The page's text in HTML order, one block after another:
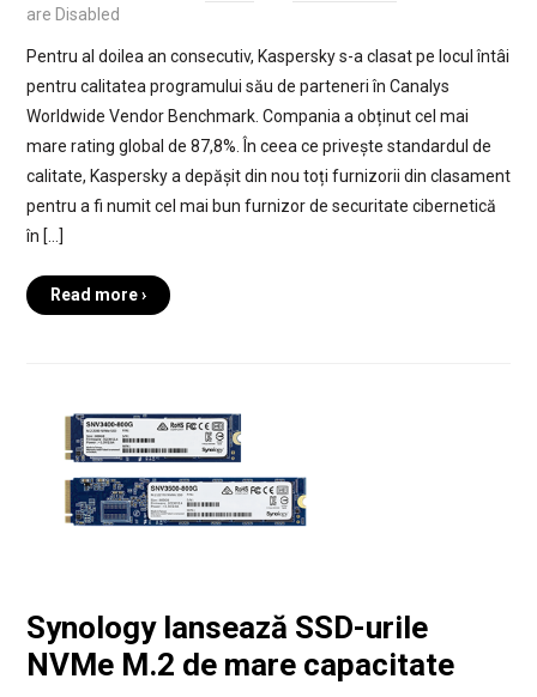
are Disabled
Pentru al doilea an consecutiv, Kaspersky s-a clasat pe locul întâi
pentru calitatea programului său de parteneri în Canalys
Worldwide Vendor Benchmark. Compania a obținut cel mai
mare rating global de 87,8%. În ceea ce privește standardul de
calitate, Kaspersky a depășit din nou toți furnizorii din clasament
pentru a fi numit cel mai bun furnizor de securitate cibernetică
în […]
Read more ›
Synology lansează SSD-urile
NVMe M.2 de mare capacitate